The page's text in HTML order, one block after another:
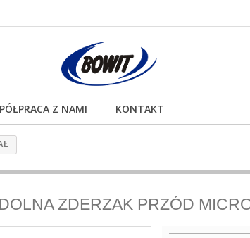
Z NAMI KONTAKT
ZDERZAK PRZÓD